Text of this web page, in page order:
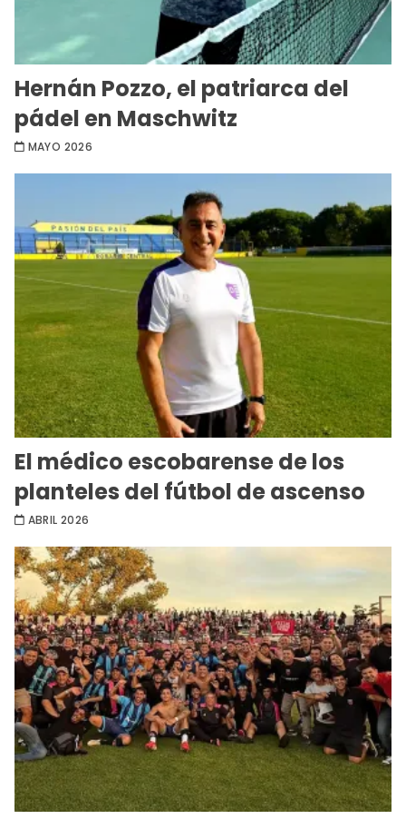
Hernán Pozzo, el patriarca del
pádel en Maschwitz
MAYO 2026
El médico escobarense de los
planteles del fútbol de ascenso
ABRIL 2026